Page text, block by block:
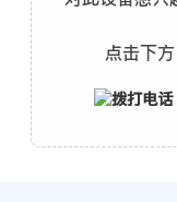
点击下